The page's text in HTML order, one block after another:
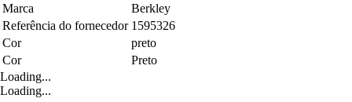
Marca
Berkley
Referência do fornecedor 1595326
Cor
preto
Cor
Preto
Loading...
Loading...